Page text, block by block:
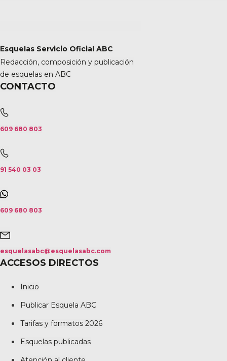
Esquelas Servicio Oficial ABC
Redacción, composición y publicación
de esquelas en ABC
CONTACTO
609 680 803
91 540 03 03
609 680 803
esquelasabc@esquelasabc.com
ACCESOS DIRECTOS
Inicio
Publicar Esquela ABC
Tarifas y formatos 2026
Esquelas publicadas